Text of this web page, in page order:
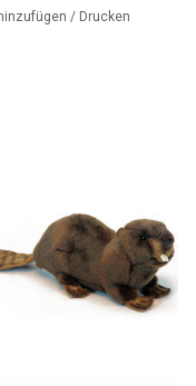
mit einem Faible
/ Drucken